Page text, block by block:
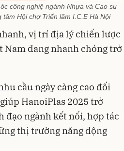
công nghiệ ngành Nhựa và Cao su
Hội chợ Triển lãm I.C.E Hà Nội
vị trí địa lý chiến lược
Nam đang nhanh chóng trở
cầu ngày càng cao đối
HanoiPlas 2025 trở
đạo ngành kết nối, hợp tác
thị trường năng động